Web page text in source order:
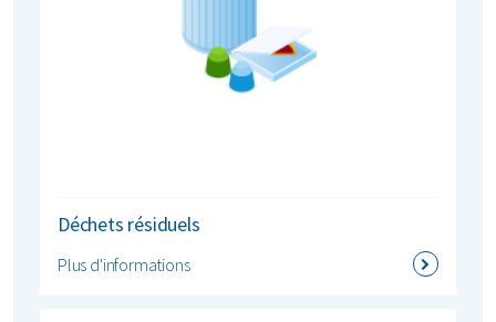
Déchets résiduels
Plus d'informations